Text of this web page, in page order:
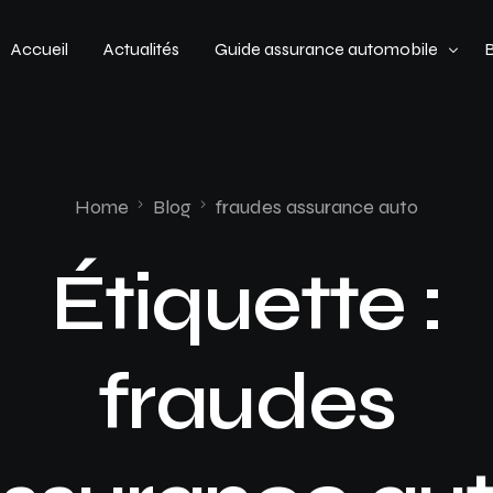
Accueil Actualités Guide assurance automobile
Profil de conducteur
Home Blog fraudes assurance auto
Étiquette :
fraudes